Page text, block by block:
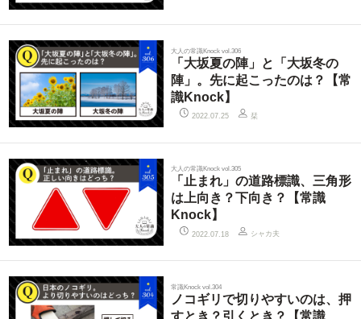
大人の常識Knock vol.306
「大坂夏の陣」と「大坂冬の
陣」。先に起こったのは？【常
識Knock】
2022.07.25 栞
大人の常識Knock vol.305
「止まれ」の道路標識、三角形
は上向き？下向き？【常識
Knock】
2022.07.18 シャカ夫
常識Knock vol.304
ノコギリで切りやすいのは、押
すとき？引くとき？【常識